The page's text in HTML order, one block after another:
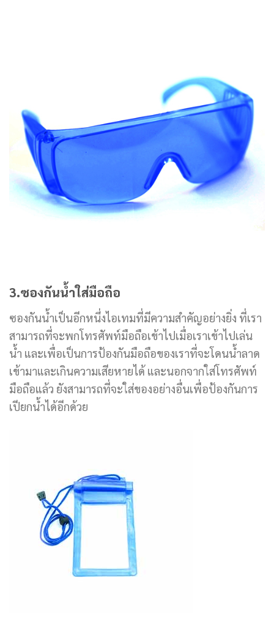
3.ซองกันน้ำใส่มือถือ
ซองกันน้ำเป็นอีกหนึ่งไอเทมที่มีความสำคัญอย่างยิ่ง ที่เรา
สามารถที่จะพกโทรศัพท์มือถือเข้าไปเมื่อเราเข้าไปเล่น
น้ำ และเพื่อเป็นการป้องกันมือถือของเราที่จะโดนน้ำลาด
เข้ามาและเกินความเสียหายได้ และนอกจากใส่โทรศัพท์
มือถือแล้ว ยังสามารถที่จะใส่ของอย่างอื่นเพื่อป้องกันการ
เปียกน้ำได้อีกด้วย